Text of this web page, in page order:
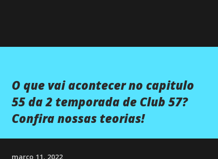
O que vai acontecer no capitulo
55 da 2 temporada de Club 57?
Confira nossas teorias!
março 11, 2022